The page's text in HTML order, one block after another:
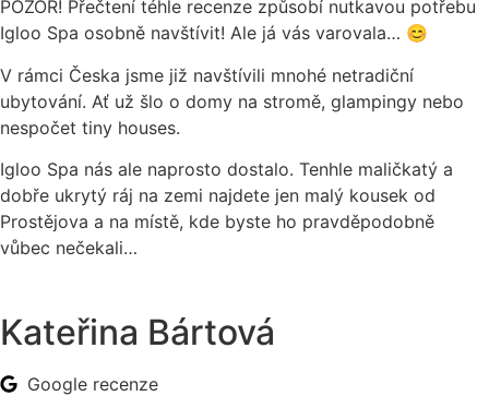
POZOR! Přečtení téhle recenze způsobí nutkavou potřebu
Igloo Spa osobně navštívit! Ale já vás varovala… 😊
V rámci Česka jsme již navštívili mnohé netradiční
ubytování. Ať už šlo o domy na stromě, glampingy nebo
nespočet tiny houses.
Igloo Spa nás ale naprosto dostalo. Tenhle maličkatý a
dobře ukrytý ráj na zemi najdete jen malý kousek od
Prostějova a na místě, kde byste ho pravděpodobně
vůbec nečekali…
Kateřina Bártová
Google recenze